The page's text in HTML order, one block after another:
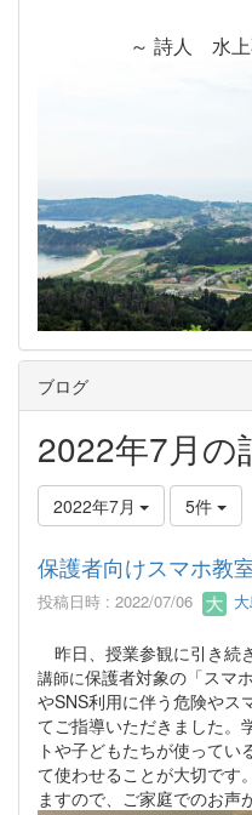
～ 詩人 水上
ブログ
2022年7月の
2022年7月 5件
保護者向けスマホ教
投稿日時 : 2022/07/06
昨日、授業参観に引き続き
講師に保護者対象の「スマ
やSNS利用に伴う危険やス
てご指導いただきました。
トや子どもたちが使って
て使わせることが大切です
ますので、ご家庭でのお声